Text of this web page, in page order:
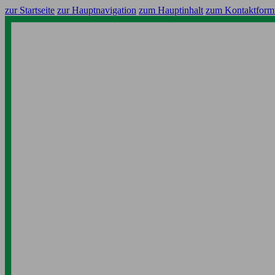
zur Startseite zur Hauptnavigation zum Hauptinhalt zum